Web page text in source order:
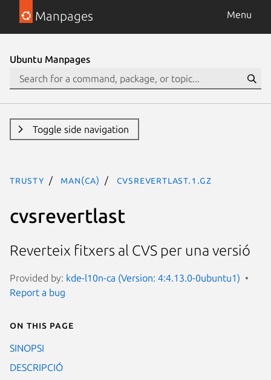
Manpages Menu
Ubuntu Manpages
Toggle side navigation
trusty man(ca) cvsrevertlast.1.gz
cvsrevertlast
Reverteix fitxers al CVS per una versió
Provided by: kde-l10n-ca (Version: 4:4.13.0-0ubuntu1)
Report a bug
On this page
SINOPSI
DESCRIPCIÓ